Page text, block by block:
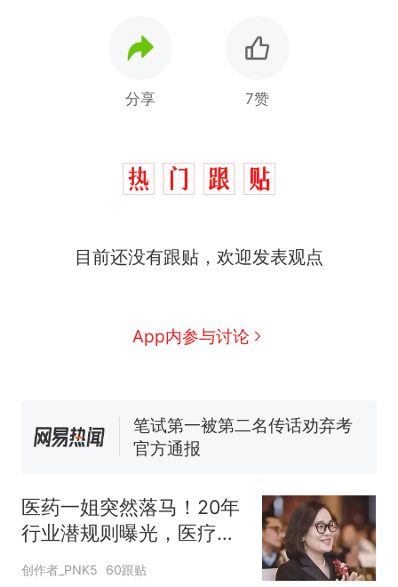
分享 7赞
目前还没有跟贴，欢迎发表观点
App内参与讨论
热
“不想干了特提出辞职”，疑
任院长一职，不清楚辞职信来
费大厨“全国小炒肉大王”称
号，仅凭视频评出？中国烹饪
140多朵
美国渔民钓获鲨鱼徒手将其拽
惊艳！字都飘起来了 博主在田
间创作“悬浮字” 网友：真·裸眼
似南京大学数院院长辞职信流
传，院方回应：喻良教授已卸
任院长一职，不清楚辞职信来
源；曾用手绘图做头像
医药一姐突然落马！20年
行业潜规则曝光，医疗大
洗牌正式来临
创作者_PNK5 60跟贴